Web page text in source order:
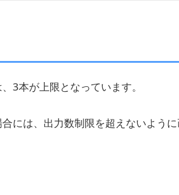
3本が上限となっています。
には、出力数制限を超えないよう